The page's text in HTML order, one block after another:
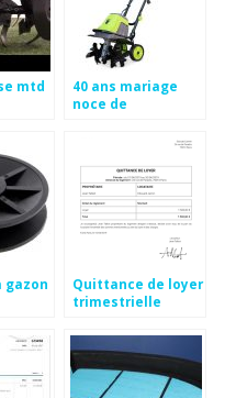
mtd
40 ans mariage
noce de
gazon
Quittance de loyer
trimestrielle